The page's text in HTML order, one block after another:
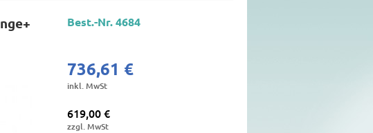
Best.-Nr. 4684
736,61 €
inkl. MwSt
619,00 €
zzgl. MwSt